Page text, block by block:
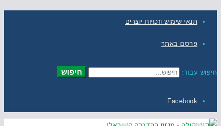
תנאי שימוש וזכויות יוצרים
פרסם באתר
חיפוש עבור: חיפוש
Facebook